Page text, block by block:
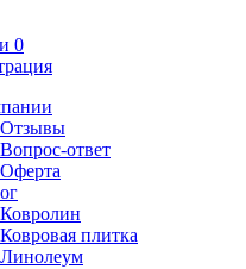
0
Отзывы
Вопрос-ответ
Оферта
Ковролин
Ковровая плитка
Линолеум